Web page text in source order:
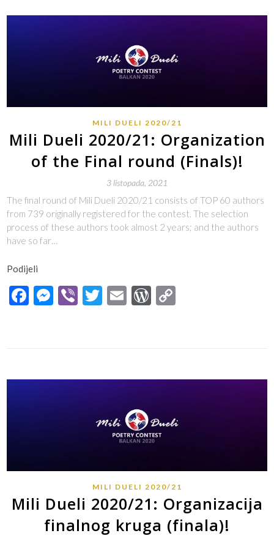
MILI DUELI 2020/21
Mili Dueli 2020/21: Organization
of the Final round (Finals)!
3 listopada, 2021
The final round of Mili Dueli 2020/21 consists of TOP 60 authors
from 739 originally registered for the contest. The selection
process of these authors took almost 2 years; and the authors
have so far…
Podijeli
Facebook
Messenger
ViberTwitter
EmailWordPress
MILI DUELI 2020/21
Mili Dueli 2020/21: Organizacija
finalnog kruga (finala)!